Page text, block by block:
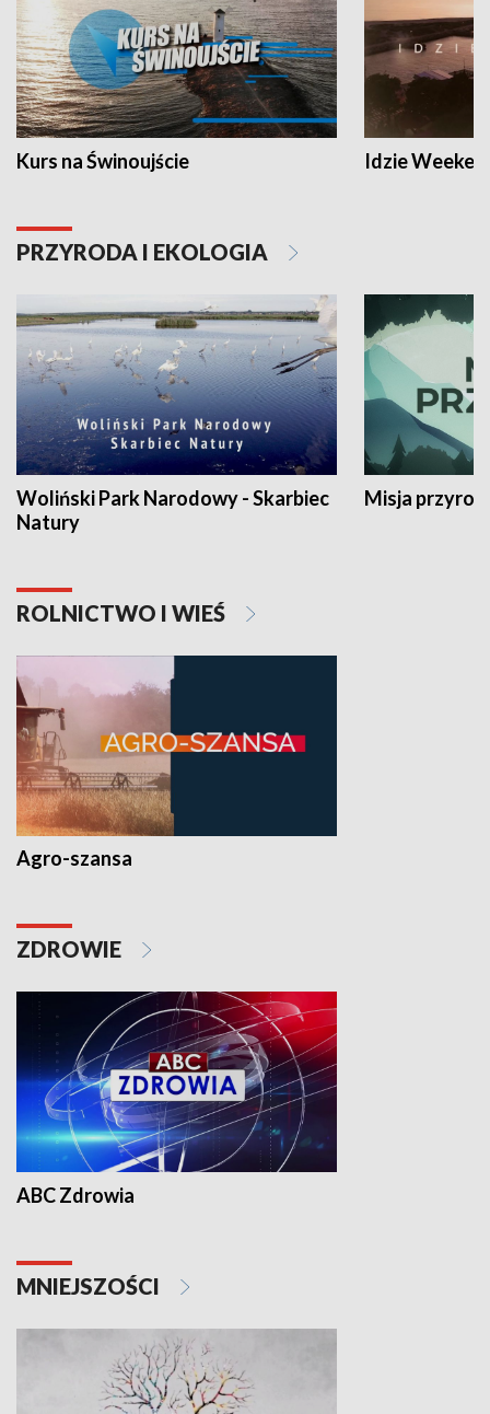
Kurs na Świnoujście Idzie
PRZYRODA I EKOLOGIA
Woliński Park Narodowy - Skarbiec
Natury
Misja
ROLNICTWO I WIEŚ
Agro-szansa
ZDROWIE
ABC Zdrowia
MNIEJSZOŚCI